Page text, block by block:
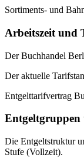
Sortiments- und
Arbeitszeit und
Der Buchhandel
Der aktuelle
Entgelttarifvertrag
Entgeltgruppen
Die Entgeltstruktur
Stufe (Vollzeit).